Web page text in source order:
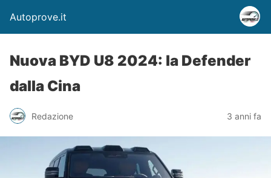
Autoprove.it
Nuova BYD U8 2024: la Defender
dalla Cina
Redazione 3 anni fa